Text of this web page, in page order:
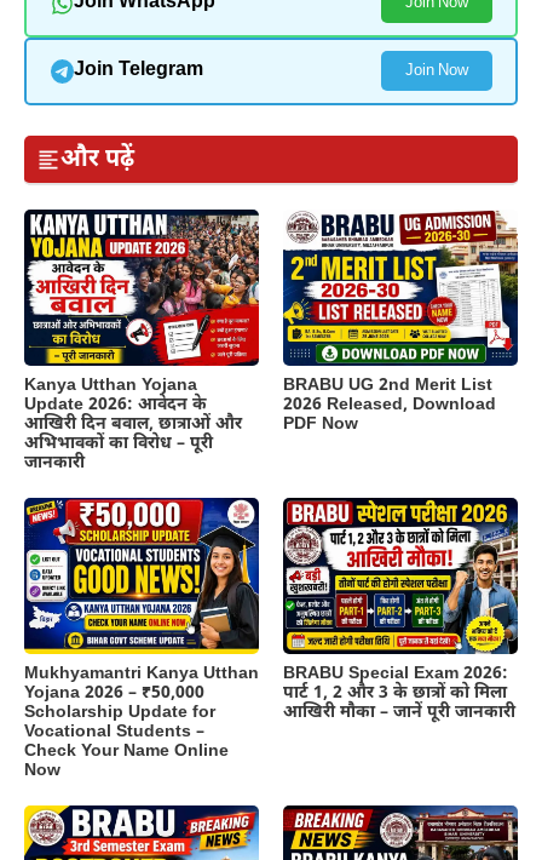
Join Telegram Join Now
और पढ़ें
Kanya Utthan Yojana
Update 2026: आवेदन के
आखिरी दिन बवाल, छात्राओं और
अभिभावकों का विरोध – पूरी
जानकारी
BRABU UG 2nd Merit List
2026 Released, Download
PDF Now
Mukhyamantri Kanya Utthan
Yojana 2026 – ₹50,000
Scholarship Update for
Vocational Students –
Check Your Name Online
Now
BRABU Special Exam 2026:
पार्ट 1, 2 और 3 के छात्रों को मिला
आखिरी मौका – जानें पूरी जानकारी